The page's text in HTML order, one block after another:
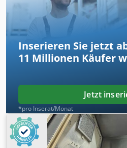
Inserieren Sie jetzt
11 Millionen Käufer
Jetzt
*pro Inserat/Monat